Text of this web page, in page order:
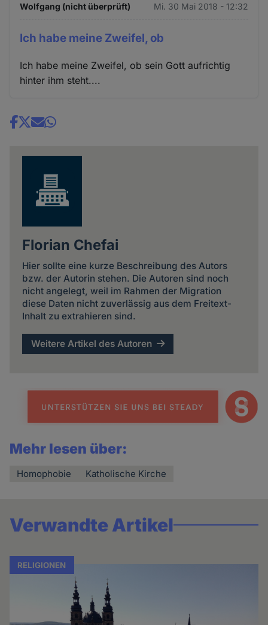
Wolfgang (nicht überprüft) Mi. 30 Mai 2018 - 12:32
Ich habe meine Zweifel, ob
Ich habe meine Zweifel, ob sein Gott aufrichtig
hinter ihm steht....
Share
Florian Chefai
Hier sollte eine kurze Beschreibung des Autors
bzw. der Autorin stehen. Die Autoren sind noch
nicht angelegt, weil im Rahmen der Migration
diese Daten nicht zuverlässig aus dem Freitext-
Inhalt zu extrahieren sind.
Weitere Artikel des Autoren
Mehr lesen über:
Homophobie Katholische Kirche
Verwandte Artikel
RELIGIONEN